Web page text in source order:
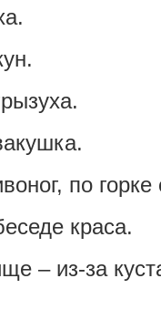
по горке
краса.
– из-за